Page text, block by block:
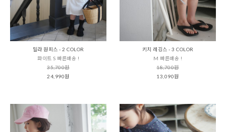
밀라 원피스 - 2 COLOR
화이트 S 빠른배송 !
35,700원
24,990원
키치 레깅스 - 3 COLOR
M 빠른배송 !
18,700원
13,090원